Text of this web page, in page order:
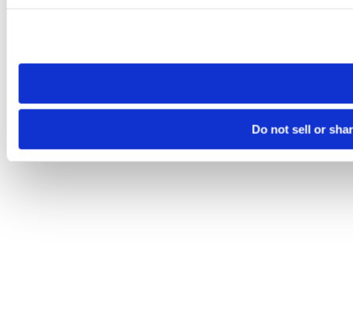
need to be set again.
Do not sell or